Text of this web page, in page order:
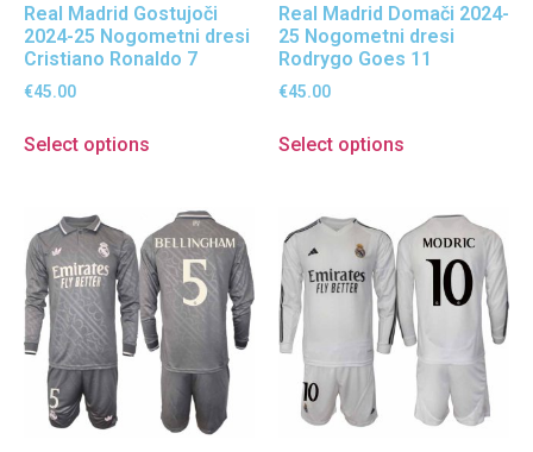
Real Madrid Gostujoči
2024-25 Nogometni dresi
Cristiano Ronaldo 7
€45.00
Select options
Real Madrid Domači 2024-
25 Nogometni dresi
Rodrygo Goes 11
€45.00
Select options